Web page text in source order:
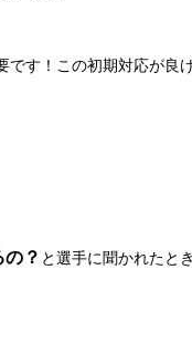
す！この初期対応が良
？ と選手に聞かれたと